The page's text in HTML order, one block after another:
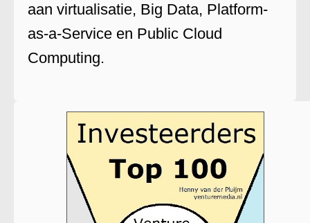
aan virtualisatie, Big Data, Platform-
as-a-Service en Public Cloud
Computing.